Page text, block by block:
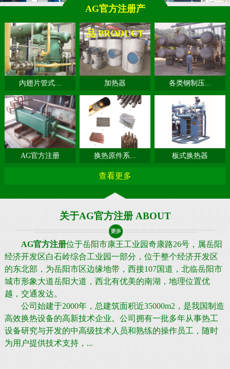
AG官方注册产
品 PRODUCT
内翅片管式... 加热器 各类钢制压...
AG官方注册 换热原件系... 板式换热器
查看更多
关于AG官方注册 ABOUT
AG官方注册位于岳阳市康王工业园奇康路26号，属岳阳
经济开发区白石岭综合工业园一部分，位于整个经济开发区
的东北部，为岳阳市区边缘地带，西接107国道，北临岳阳市
城市形象大道岳阳大道，西北有优美的南湖，地理位置优
越，交通发达。
公司始建于2000年，总建筑面积近35000m2，是我国制造
高效换热设备的高新技术企业。公司拥有一批多年从事热工
设备研究与开发的中高级技术人员和熟练的操作员工，随时
为用户提供技术支持，...